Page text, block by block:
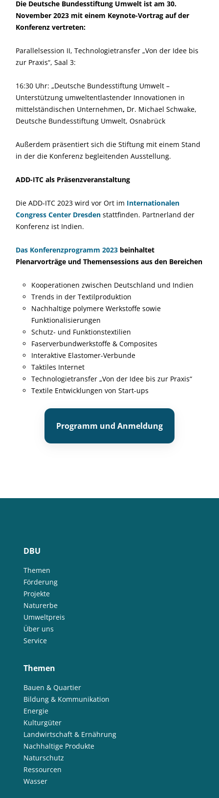
Die Deutsche Bundesstiftung Umwelt ist am 30.
November 2023 mit einem Keynote-Vortrag auf der
Konferenz vertreten:
Parallelsession II, Technologietransfer „Von der Idee bis
zur Praxis“, Saal 3:
16:30 Uhr: „Deutsche Bundesstiftung Umwelt –
Unterstützung umweltentlastender Innovationen in
mittelständischen Unternehmen, Dr. Michael Schwake,
Deutsche Bundesstiftung Umwelt, Osnabrück
Außerdem präsentiert sich die Stiftung mit einem Stand
in der die Konferenz begleitenden Ausstellung.
ADD-ITC als Präsenzveranstaltung
Die ADD-ITC 2023 wird vor Ort im Internationalen
Congress Center Dresden stattfinden. Partnerland der
Konferenz ist Indien.
Das Konferenzprogramm 2023 beinhaltet
Plenarvorträge und Themensessions aus den Bereichen
Kooperationen zwischen Deutschland und Indien
Trends in der Textilproduktion
Nachhaltige polymere Werkstoffe sowie
Funktionalisierungen
Schutz- und Funktionstextilien
Faserverbundwerkstoffe & Composites
Interaktive Elastomer-Verbunde
Taktiles Internet
Technologietransfer „Von der Idee bis zur Praxis“
Textile Entwicklungen von Start-ups
Programm und Anmeldung
DBU
Themen
Förderung
Projekte
Naturerbe
Umweltpreis
Über uns
Service
Themen
Bauen & Quartier
Bildung & Kommunikation
Energie
Kulturgüter
Landwirtschaft & Ernährung
Nachhaltige Produkte
Naturschutz
Ressourcen
Wasser